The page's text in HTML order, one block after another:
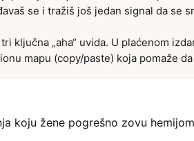
se i tražiš još jedan signal da se
ključna „aha“ uvida. U plaćenom
mapu (copy/paste) koja pomaže
koju žene pogrešno zovu